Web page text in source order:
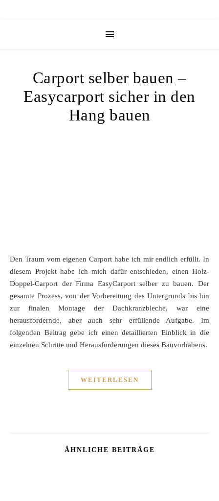
Carport selber bauen –
Easycarport sicher in den
Hang bauen
Den Traum vom eigenen Carport habe ich mir endlich erfüllt. In
diesem Projekt habe ich mich dafür entschieden, einen Holz-
Doppel-Carport der Firma EasyCarport selber zu bauen. Der
gesamte Prozess, von der Vorbereitung des Untergrunds bis hin
zur finalen Montage der Dachkranzbleche, war eine
herausfordernde, aber auch sehr erfüllende Aufgabe. Im
folgenden Beitrag gebe ich einen detaillierten Einblick in die
einzelnen Schritte und Herausforderungen dieses Bauvorhabens.
WEITERLESEN
ÄHNLICHE BEITRÄGE